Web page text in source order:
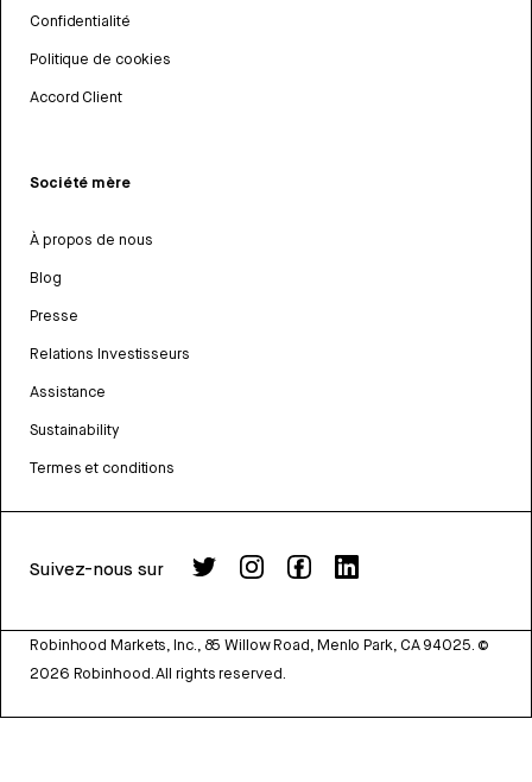
Confidentialité
Politique de cookies
Accord Client
Société mère
À propos de nous
Blog
Presse
Relations Investisseurs
Assistance
Sustainability
Termes et conditions
Suivez-nous sur
Robinhood Markets, Inc., 85 Willow Road, Menlo Park, CA 94025. ©
2026 Robinhood. All rights reserved.